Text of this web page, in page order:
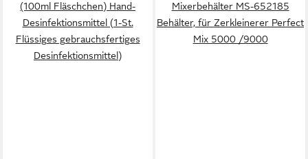
(100ml Fläschchen) Hand-
Desinfektionsmittel (1-St.
Flüssiges gebrauchsfertiges
Desinfektionsmittel)
Mixerbehälter MS-652185
Behälter, für Zerkleinerer Perfect
Mix 5000 /9000